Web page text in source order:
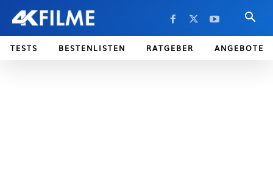
TESTS BESTENLISTEN RATGEBER ANGEBOTE